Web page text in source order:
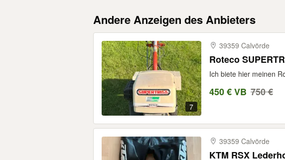
Andere Anzeigen des Anbieters
7
39359 Calvörde
Roteco
Ich biete hier meinen
450 € VB 750 €
39359 Calvörde
KTM RSX